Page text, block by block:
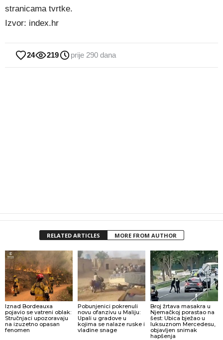
stranicama tvrtke.
Izvor: index.hr
24 219 prije 290 dana
RELATED ARTICLES MORE FROM AUTHOR
Iznad Bordeauxa
pojavio se vatreni oblak:
Stručnjaci upozoravaju
na izuzetno opasan
fenomen
Pobunjenici pokrenuli
novu ofanzivu u Maliju:
Upali u gradove u
kojima se nalaze ruske i
vladine snage
Broj žrtava masakra u
Njemačkoj porastao na
šest: Ubica bježao u
luksuznom Mercedesu,
objavljen snimak
hapšenja